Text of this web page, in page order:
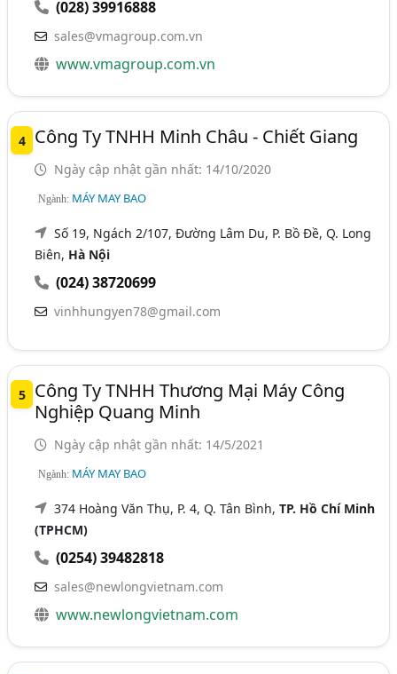
(028) 39916888
sales@vmagroup.com.vn
www.vmagroup.com.vn
4 Công Ty TNHH Minh Châu - Chiết Giang
Ngày cập nhật gần nhất: 14/10/2020
Ngành: MÁY MAY BAO
Số 19, Ngách 2/107, Đường Lâm Du, P. Bồ Đề, Q. Long
Biên, Hà Nội
(024) 38720699
vinhhungyen78@gmail.com
5
Công Ty TNHH Thương Mại Máy Công
Nghiệp Quang Minh
Ngày cập nhật gần nhất: 14/5/2021
Ngành: MÁY MAY BAO
374 Hoàng Văn Thụ, P. 4, Q. Tân Bình,TP. Hồ Chí Minh
(TPHCM)
(0254) 39482818
sales@newlongvietnam.com
www.newlongvietnam.com